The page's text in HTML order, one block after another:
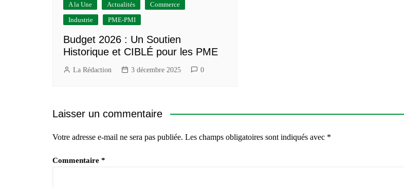
A la Une Actualités
Commerce
Industrie
PME-PMI
Budget 2026 : Un Soutien
Historique et CIBLÉ pour les PME
La Rédaction 3 décembre 2025 0
Laisser un commentaire
Votre adresse e-mail ne sera pas publiée. Les champs obligatoires sont indiqués avec *
Commentaire *